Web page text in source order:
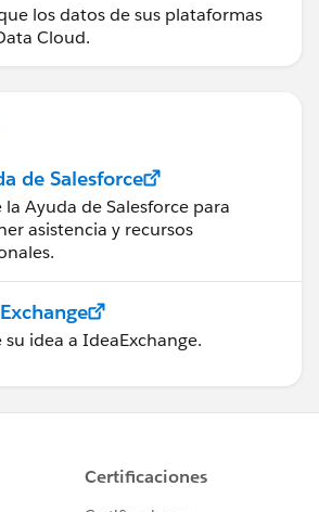
los datos de sus plataformas
Cloud.
de Salesforce
la Ayuda de Salesforce para
asistencia y recursos
su idea a IdeaExchange.